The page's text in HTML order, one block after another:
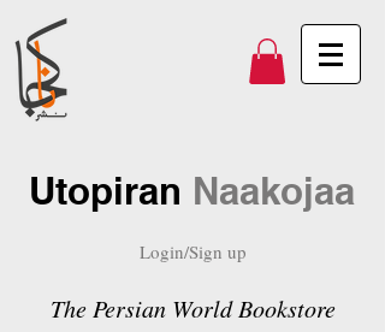
Utopiran Naakojaa
Login/Sign up
The Persian World Bookstore